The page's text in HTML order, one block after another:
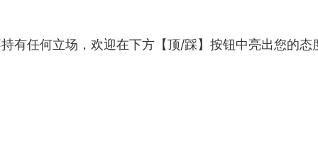
有任何立场，欢迎在下方【顶/踩】按钮中亮出您的态